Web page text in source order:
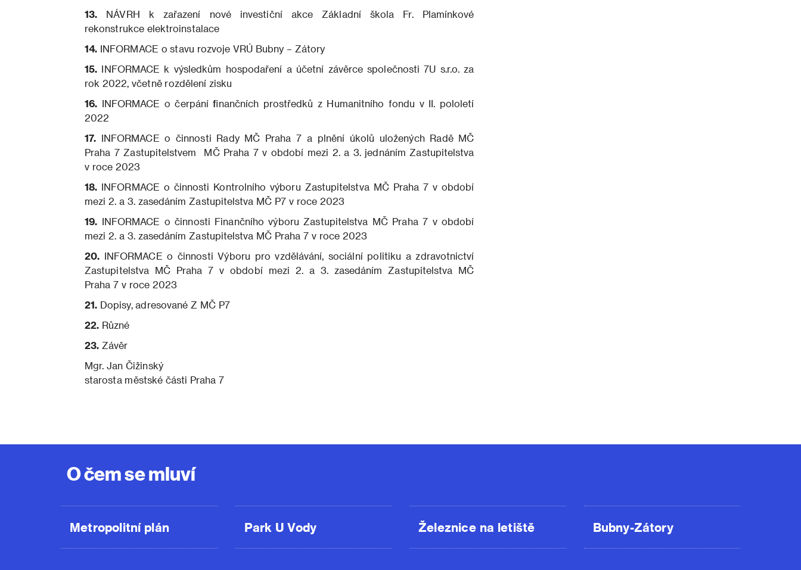
13. NÁVRH k zařazení nové investiční akce Základní škola Fr. Plamínkové
rekonstrukce elektroinstalace
14. INFORMACE o stavu rozvoje VRÚ Bubny – Zátory
15. INFORMACE k výsledkům hospodaření a účetní závěrce společnosti 7U s.r.o. za
rok 2022, včetně rozdělení zisku
16. INFORMACE o čerpání finančních prostředků z Humanitního fondu v II. pololetí
2022
17. INFORMACE o činnosti Rady MČ Praha 7 a plnění úkolů uložených Radě MČ
Praha 7 Zastupitelstvem MČ Praha 7 v období mezi 2. a 3. jednáním Zastupitelstva
v roce 2023
18. INFORMACE o činnosti Kontrolního výboru Zastupitelstva MČ Praha 7 v období
mezi 2. a 3. zasedáním Zastupitelstva MČ P7 v roce 2023
19. INFORMACE o činnosti Finančního výboru Zastupitelstva MČ Praha 7 v období
mezi 2. a 3. zasedáním Zastupitelstva MČ Praha 7 v roce 2023
20. INFORMACE o činnosti Výboru pro vzdělávání, sociální politiku a zdravotnictví
Zastupitelstva MČ Praha 7 v období mezi 2. a 3. zasedáním Zastupitelstva MČ
Praha 7 v roce 2023
21. Dopisy, adresované Z MČ P7
22. Různé
23. Závěr
Mgr. Jan Čižinský
starosta městské části Praha 7
O čem se mluví
Metropolitní plán Park U Vody Železnice na letiště Bubny-Zátory